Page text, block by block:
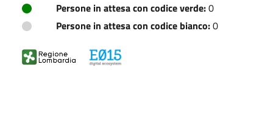
Persone in attesa con codice verde:0
Persone in attesa con codice bianco:0